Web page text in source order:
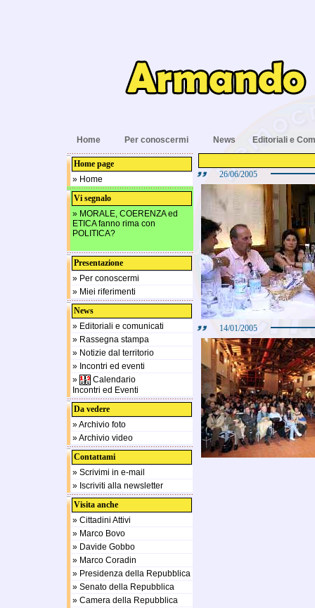
Home Per conoscermi News Editoriali e
Home page
» Home
Vi segnalo
» MORALE, COERENZA ed
ETICA fanno rima con
POLITICA?
Presentazione
» Per conoscermi
» Miei riferimenti
News
» Editoriali e comunicati
» Rassegna stampa
» Notizie dal territorio
» Incontri ed eventi
»
Calendario
Incontri ed Eventi
Da vedere
» Archivio foto
» Archivio video
Contattami
» Scrivimi in e-mail
» Iscriviti alla newsletter
Visita anche
» Cittadini Attivi
» Marco Bovo
» Davide Gobbo
» Marco Coradin
» Presidenza della Repubblica
» Senato della Repubblica
» Camera della Repubblica
26/06/2005
14/01/2005